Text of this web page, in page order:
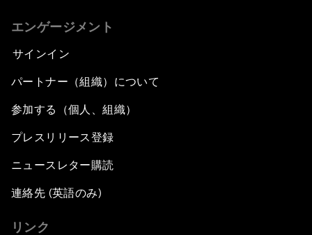
エンゲージメント
サインイン
パートナー（組織）について
参加する（個人、組織）
プレスリリース登録
ニュースレター購読
連絡先 (英語のみ)
リンク